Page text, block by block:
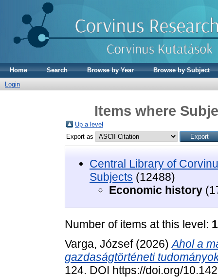
Home Search Browse by Year
Browse by Subject
Login
Items where
Up a level
Export as
Central Library of
Subjects (12488)
Economic history
Number of items at this level:
Varga, József(2026)Ahol a
gazdaságtörténeti
124. DOI https://doi.org/